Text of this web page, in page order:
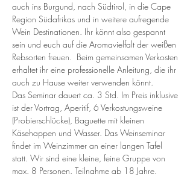
auch ins Burgund, nach Südtirol, in die Cape
Region Südafrikas und in weitere aufregende
Wein Destinationen. Ihr könnt also gespannt
sein und euch auf die Aromavielfalt der weißen
Rebsorten freuen.  Beim gemeinsamen Verkosten
erhaltet ihr eine professionelle Anleitung, die ihr
auch zu Hause weiter verwenden könnt.
Das Seminar dauert ca. 3 Std. Im Preis inklusive
ist der Vortrag, Aperitif, 6 Verkostungsweine
(Probierschlücke), Baguette mit kleinen
Käsehappen und Wasser. Das Weinseminar
findet im Weinzimmer an einer langen Tafel
statt. Wir sind eine kleine, feine Gruppe von
max. 8 Personen. Teilnahme ab 18 Jahre.